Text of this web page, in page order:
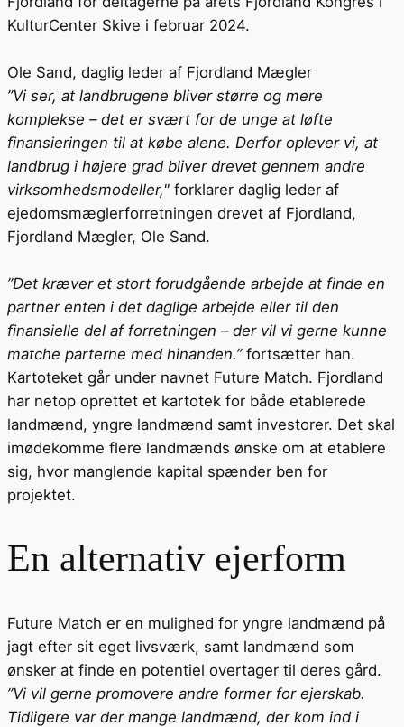
KulturCenter Skive i februar 2024.
Ole Sand, daglig leder af Fjordland Mægler
”Vi ser, at landbrugene bliver større og mere
komplekse – det er svært for de unge at løfte
finansieringen til at købe alene. Derfor oplever vi, at
landbrug i højere grad bliver drevet gennem andre
virksomhedsmodeller," forklarer daglig leder af
ejedomsmæglerforretningen drevet af Fjordland,
Fjordland Mægler, Ole Sand.
”Det kræver et stort forudgående arbejde at finde en
partner enten i det daglige arbejde eller til den
finansielle del af forretningen – der vil vi gerne kunne
matche parterne med hinanden.” fortsætter han.
Kartoteket går under navnet Future Match. Fjordland
har netop oprettet et kartotek for både etablerede
landmænd, yngre landmænd samt investorer. Det skal
imødekomme flere landmænds ønske om at etablere
sig, hvor manglende kapital spænder ben for
projektet.
En alternativ ejerform
Future Match er en mulighed for yngre landmænd på
jagt efter sit eget livsværk, samt landmænd som
ønsker at finde en potentiel overtager til deres gård.
”Vi vil gerne promovere andre former for ejerskab.
Tidligere var der mange landmænd, der kom ind i